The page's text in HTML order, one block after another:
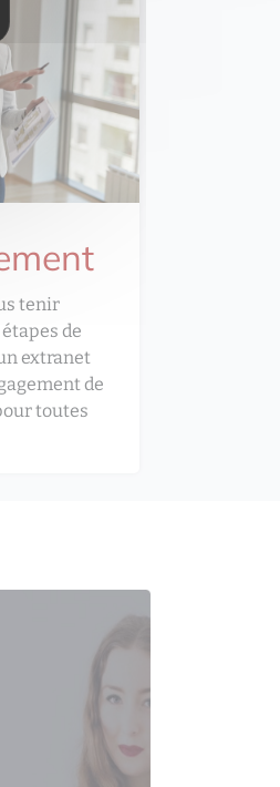
tenir
de
extranet
de
toutes